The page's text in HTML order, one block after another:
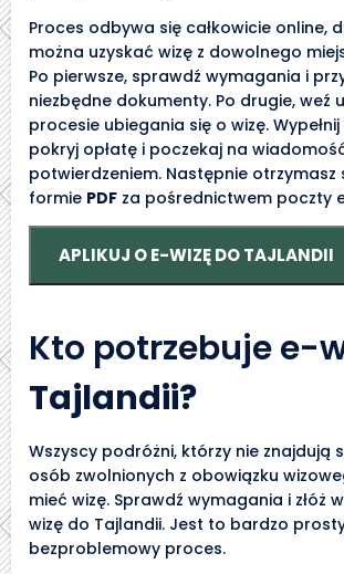
Proces odbywa się całkowicie online,
można uzyskać wizę z dowolnego
Po pierwsze, sprawdź wymagania i
niezbędne dokumenty. Po drugie, weź
procesie ubiegania się o wizę.
pokryj opłatę i poczekaj na
potwierdzeniem. Następnie otrzymasz
formie PDF za pośrednictwem poczty
APLIKUJ O E-WIZĘ DO TAJLANDII
Kto potrzebuje e-
Tajlandii?
Wszyscy podróżni, którzy nie znajdują
osób zwolnionych z obowiązku
mieć wizę. Sprawdź wymagania i złóż
wizę do Tajlandii. Jest to bardzo
bezproblemowy proces.